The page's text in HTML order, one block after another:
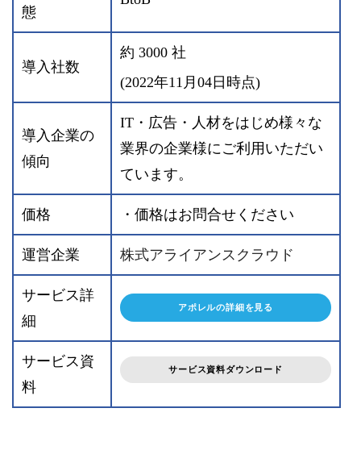
態
導入社数
約 3000 社
(2022年11月04日時点)
導入企業の
傾向
IT・広告・人材をはじめ様々な
業界の企業様にご利用いただい
ています。
価格 ・価格はお問合せください
運営企業 株式アライアンスクラウド
サービス詳
細
アポレルの詳細を見る
サービス資
料
サービス資料ダウンロード